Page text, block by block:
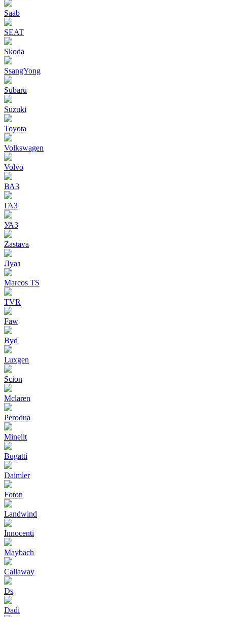
Saab
SEAT
Skoda
SsangYong
Subaru
Suzuki
Toyota
Volkswagen
Volvo
ВАЗ
ГАЗ
УАЗ
Zastava
Луаз
Marcos TS
TVR
Faw
Byd
Luxgen
Scion
Mclaren
Perodua
Minellt
Bugatti
Daimler
Foton
Landwind
Innocenti
Maybach
Callaway
Ds
Dadi